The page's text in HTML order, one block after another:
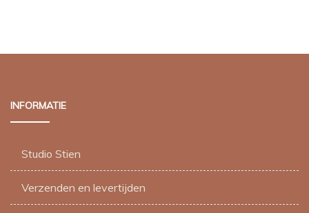
INFORMATIE
Studio Stien
Verzenden en levertijden